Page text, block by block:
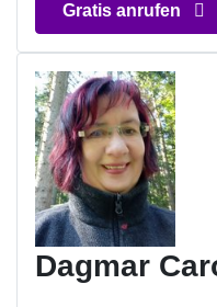
Gratis anrufen
Dagmar